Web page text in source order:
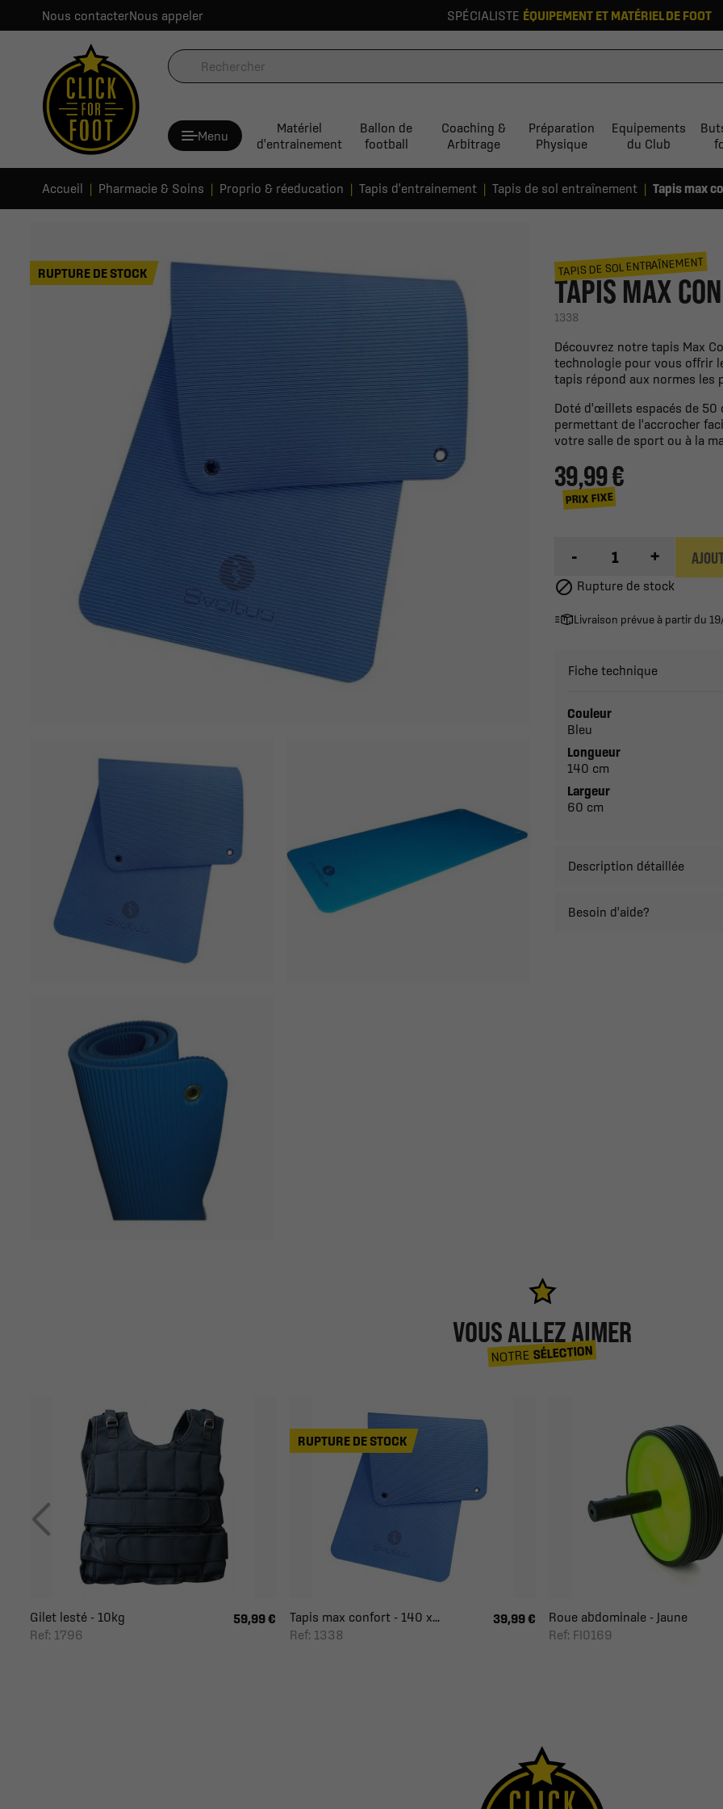
Nous contacterNous appeler SPÉCIALISTE ÉQUIPEMENT ET MATÉRIEL DE FOOT
Menu
Matériel
d'entrainement
Ballon de
football
Coaching &
Arbitrage
Préparation
Physique
Equipements
du Club
Accueil Pharmacie & Soins Proprio & réeducation Tapis d'entrainement Tapis de sol entraînement Tapis max
RUPTURE DE STOCK TAPIS DE SOL ENTRAÎNEMENT
TAPIS MAX
1338
Découvrez notre tapis Max
technologie pour vous offrir
tapis répond aux normes les
Doté d'œillets espacés de 50
permettant de l'accrocher
votre salle de sport ou à la
39,99 €
PRIX FIXE
- +
 Rupture de stock
Livraison prévue à partir du
Fiche technique
Couleur
Bleu
Longueur
140 cm
Largeur
60 cm
Description détaillée
Besoin d'aide?
VOUS ALLEZ AIMER
NOTRESÉLECTION
Gilet lesté - 10kg
Ref: 1796
59,99 €
Tapis max confort - 140 x...
Ref: 1338
39,99 €
RUPTURE DE STOCK
Roue abdominale - Jaune
Ref: FI0169